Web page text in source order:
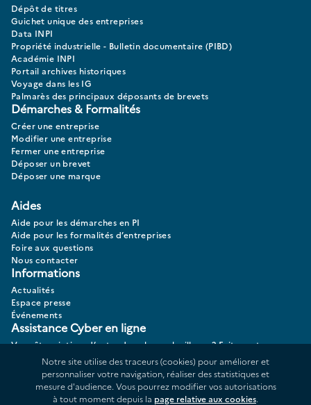
Dépôt de titres
Guichet unique des entreprises
Data INPI
Propriété industrielle - Bulletin documentaire (PIBD)
Académie INPI
Portail archives historiques
Voyage dans les IG
Palmarès des principaux déposants de brevets
Démarches & Formalités
Créer une entreprise
Modifier une entreprise
Fermer une entreprise
Déposer un brevet
Déposer une marque
Aides
Aide pour les démarches en PI
Aide pour les formalités d’entreprises
Foire aux questions
Nous contacter
Informations
Actualités
Espace presse
Événements
Assistance Cyber en ligne
Vous êtes victime d’actes de cybermalveillance? Faites votre
Notre site utilise des traceurs (cookies) pour améliorer et
personnaliser votre navigation, réaliser des statistiques et
mesure d'audience. Vous pourrez modifier vos autorisations
à tout moment depuis la page relative aux cookies